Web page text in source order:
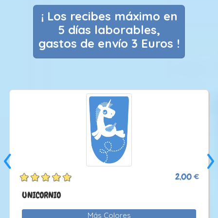
¡ Los recibes máximo en
5 días laborables,
gastos de envío 3 Euros !
1,50 €3,00 €
2 TAPATUCAM / SOBRE SORPRESA
Ver Producto
‹ ›